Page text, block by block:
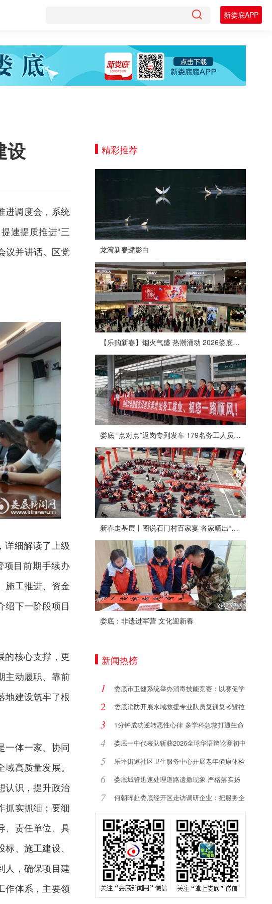
新娄底APP
设
进调度会，系统
速提质推进“三
议并讲话。区党
详细解读了上级
项目前期手续办
施工推进、资金
绍下一阶段项目
的核心支撑，更
主动履职、靠前
地建设筑牢了根
一体一家、协同
高质量发展。
认识，提升政治
抓实抓细；要细
、责任单位、具
、施工建设、
人，确保项目建
作体系，主要领
精彩推荐
龙湾新春鹭影白
【乐购新春】烟火气盛 热潮涌动 2026娄底春节消费市场喜迎“开门红”
娄底 “点对点”返岗专列发车 179名务工人员免费赴沪
新春走基层丨图说石门村百家宴 各家晒出“拿手菜”
娄底：非遗进军营 文化迎新春
新闻热榜
1
娄底市卫健系统举办消毒技能竞赛：以赛促学
强2
娄底消防开展水域救援专业队员复训复考暨拉
3
1分钟成功逆转恶性心律 多学科急救打通生命
4
娄底一中代表队斩获2026全球华语辩论赛初中
5
乐坪街道社区卫生服务中心开展老年健康体检
6
娄底城管迅速处理道路遗撒现象 严格落实扬
尘7
何朝晖赴娄底经开区走访调研企业：把服务企
业